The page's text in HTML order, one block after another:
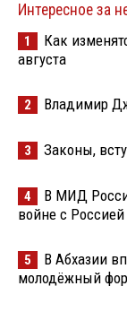
Интересное за
1
Как
августа
2 Владимир
3 Законы,
4
В МИД
войне с Россией
5
В Абхазии
молодёжный